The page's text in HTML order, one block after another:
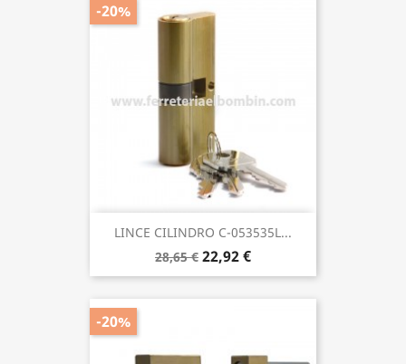
LINCE CILINDRO C-053535L...
28,65 € 22,92 €
-20%
-20%